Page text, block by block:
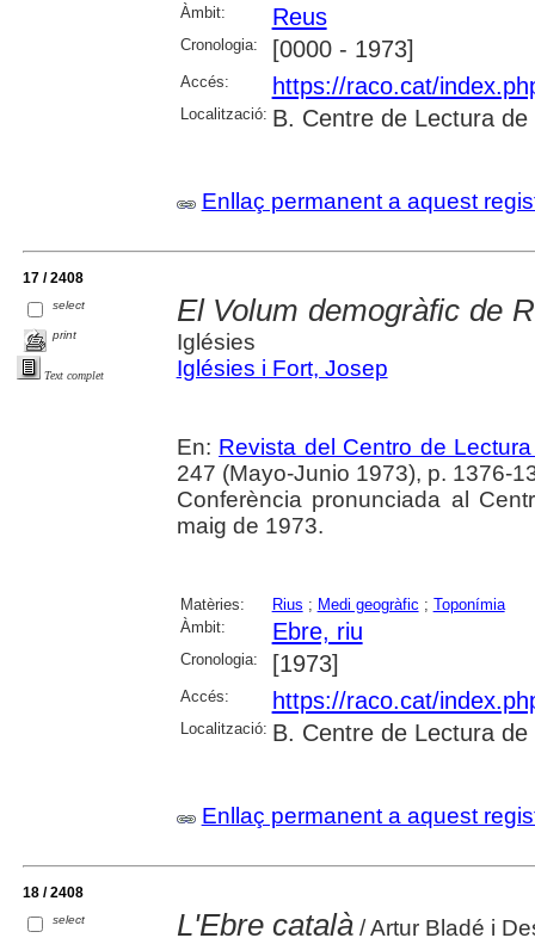
Àmbit:
Reus
Cronologia: [0000 - 1973]
Accés: https://raco.cat/
Localització: B. Centre de Lectura de
Enllaç permanent a aquest
17 / 2408
select
print
Text complet
El Volum demogràfic de
Iglésies
Iglésies i Fort, Josep
En: Revista del Centro de
247 (Mayo-Junio 1973), p. 1376-
Conferència pronunciada al
maig de 1973.
Matèries: Rius ; Medi geogràfic ; Toponímia
Àmbit:
Ebre, riu
Cronologia: [1973]
Accés: https://raco.cat/
Localització: B. Centre de Lectura de
Enllaç permanent a aquest
18 / 2408
select L'Ebre català/ Artur Bladé i